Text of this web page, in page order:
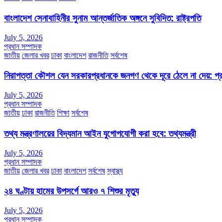
বাংলাদেশ সেনাবাহিনীর সুনাম আন্তর্জাতিক অঙ্গনে সুবিদিত: রাষ্ট্রপতি
July 5, 2026
প্রধান সম্পাদক
জাতীয় জেলার খবর ঢাকা বাংলাদেশ রাজনীতি সর্বশেষ
নিরাপত্তা কৌশল যেন সরকারপ্রধানকে জনগণ থেকে দূরে ঠেলে না দেয়:
July 5, 2026
প্রধান সম্পাদক
জাতীয় ঢাকা রাজনীতি শিক্ষা সর্বশেষ
তথ্য মন্ত্রণালয়ের বিদ্যমান আইন যুগোপযোগী করা হবে: তথ্যমন্ত্রী
July 5, 2026
প্রধান সম্পাদক
জাতীয় জেলার খবর ঢাকা বাংলাদেশ সর্বশেষ স্বাস্থ্য
২৪ ঘণ্টায় হামের উপসর্গে আরও ৭ শিশুর মৃত্যু
July 5, 2026
প্রধান সম্পাদক